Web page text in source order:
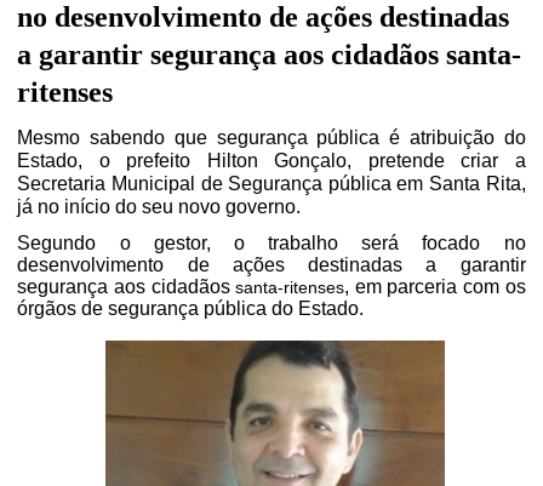
no desenvolvimento de ações destinadas
a garantir segurança aos cidadãossanta-
ritenses
Mesmo sabendo que segurança pública é atribuição do
Estado, o prefeito Hilton Gonçalo, pretende criar a
Secretaria Municipal de Segurança pública em Santa Rita,
já no início do seu novo governo.
Segundo o gestor, o trabalho será focado no
desenvolvimento de ações destinadas a garantir
segurança aos cidadãossanta-ritenses, em parceria com os
órgãos de segurança pública do Estado.